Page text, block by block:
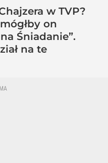
w TVP?
on
Śniadanie”.
na te